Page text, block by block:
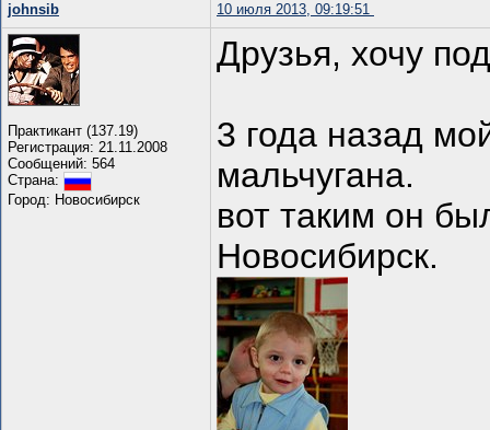
johnsib 10 июля 2013, 09:19:51
Практикант (137.19)
Регистрация: 21.11.2008
Сообщений: 564
Страна:
Город: Новосибирск
Друзья, хочу
3 года назад
мальчугана.
вот таким он
Новосибирск.